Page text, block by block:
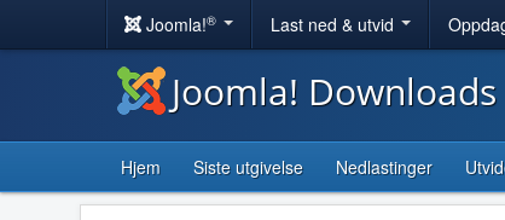
Joomla!® Last ned & utvid
Joomla! Downloads
Hjem Siste utgivelse Nedlastinger